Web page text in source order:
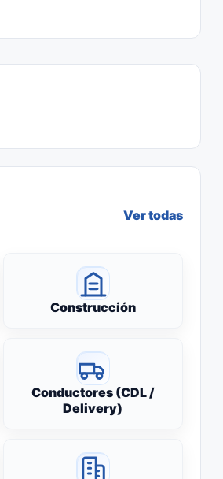
Ver todas
Construcción
Conductores (CDL /
Delivery)